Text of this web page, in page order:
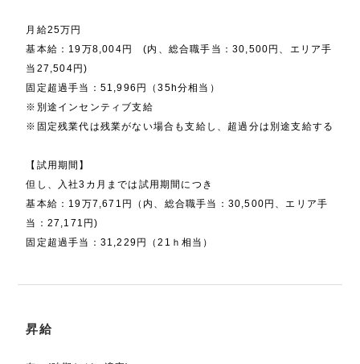
月給25万円
基本給：19万8,004円 (内、総合職手当：30,500円、エリア手
当27,504円)
固定超過手当：51,996円（35h分相当）
※別途インセンティブ支給
※固定残業代は残業がない場合も支給し、超過分は別途支給する
【試用期間】
但し、入社3カ月までは試用期間につき
基本給：19万7,671円（内、総合職手当：30,500円、エリア手
当：27,171円)
固定超過手当：31,229円（21ｈ相当）
昇給